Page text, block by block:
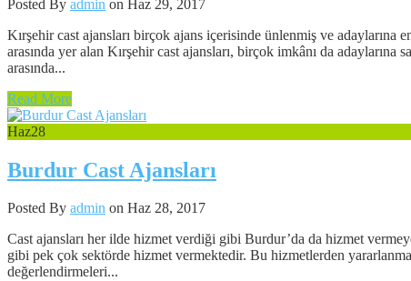
Posted By admin on Haz 29, 2017
Kırşehir cast ajansları birçok ajans içerisinde ünlenmiş ve
arasında yer alan Kırşehir cast ajansları, birçok imkânı da adaylarına
arasında...
Read More
Haz28
Burdur Cast Ajansları
Posted By admin on Haz 28, 2017
Cast ajansları her ilde hizmet verdiği gibi Burdur’da da hizmet
gibi pek çok sektörde hizmet vermektedir. Bu hizmetlerden
değerlendirmeleri...